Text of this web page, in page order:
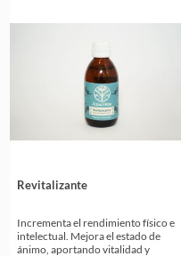
Revitalizante
Incrementa el rendimiento físico e
intelectual. Mejora el estado de
ánimo, aportando vitalidad y